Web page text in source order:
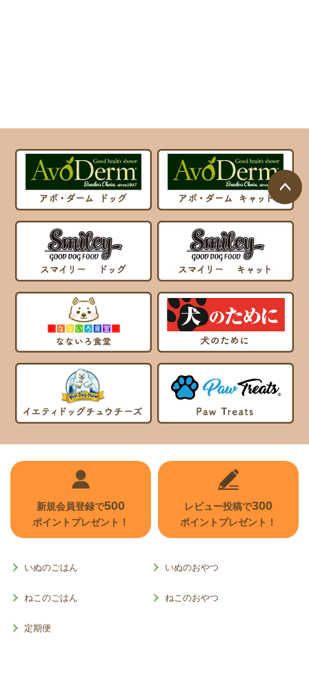
ページ
新規会員登録で500
ポイントプレゼント！
レビュー投稿で300
ポイントプレゼント！
いぬのごはん いぬのおやつ
ねこのごはん ねこのおやつ
定期便